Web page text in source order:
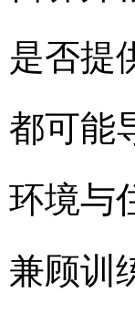
是否提
都可能
环境与
兼顾训